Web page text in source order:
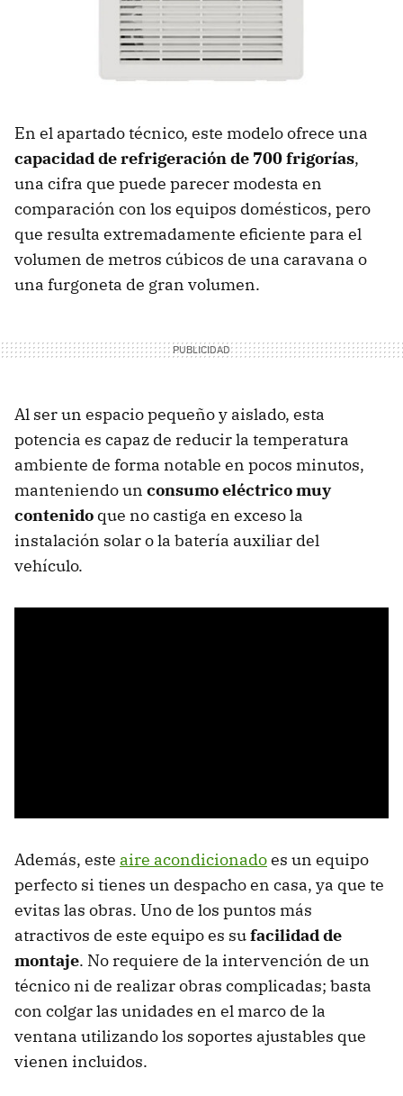
En el apartado técnico, este modelo ofrece una
capacidad de refrigeración de 700 frigorías,
una cifra que puede parecer modesta en
comparación con los equipos domésticos, pero
que resulta extremadamente eficiente para el
volumen de metros cúbicos de una caravana o
una furgoneta de gran volumen.
Al ser un espacio pequeño y aislado, esta
potencia es capaz de reducir la temperatura
ambiente de forma notable en pocos minutos,
manteniendo un consumo eléctrico muy
contenido que no castiga en exceso la
instalación solar o la batería auxiliar del
vehículo.
Además, este aire acondicionadoes un equipo
perfecto si tienes un despacho en casa, ya que te
evitas las obras. Uno de los puntos más
atractivos de este equipo es sufacilidad de
montaje. No requiere de la intervención de un
técnico ni de realizar obras complicadas; basta
con colgar las unidades en el marco de la
ventana utilizando los soportes ajustables que
vienen incluidos.